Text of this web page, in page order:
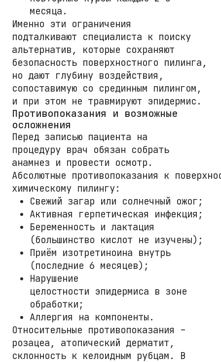
месяца.
Именно эти ограничения
подталкивают специалиста к поиску
альтернатив, которые сохраняют
безопасность поверхностного пилинга,
но дают глубину воздействия,
сопоставимую со срединным пилингом,
и при этом не травмируют эпидермис.
Противопоказания и возможные
осложнения
Перед записью пациента на
процедуру врач обязан собрать
анамнез и провести осмотр.
Абсолютные противопоказания к
химическому пилингу:
Свежий загар или солнечный ожог;
Активная герпетическая инфекция;
Беременность и лактация
(большинство кислот не изучены);
Приём изотретиноина внутрь
(последние 6 месяцев);
Нарушение
целостности эпидермиса в зоне
обработки;
Аллергия на компоненты.
Относительные противопоказания –
розацеа, атопический дерматит,
склонность к келоидным рубцам. В